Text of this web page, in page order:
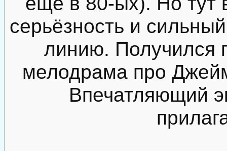
серьёзность и
линию. Получился
мелодрама про
Впечатляющий